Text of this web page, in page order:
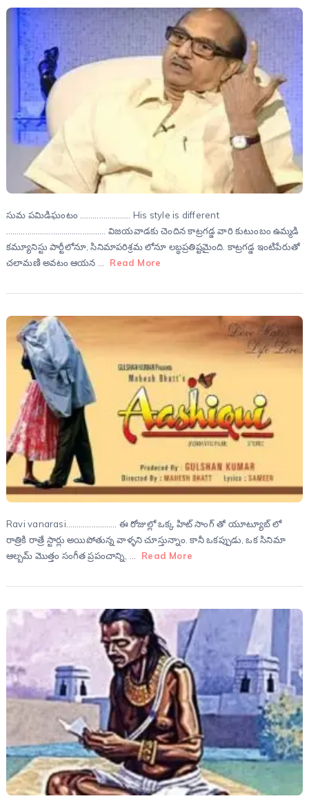
సుమ పమిడిఘంటం …………………… His style is different
……………………………………….. విజయవాడకు చెందిన కాట్రగడ్డ వారి కుటుంబం ఉమ్మడి
కమ్యూనిస్టు పార్టీలోనూ, సినిమాపరిశ్రమ లోనూ లబ్ధప్రతిష్టమైంది. కాట్రగడ్డ ఇంటిపేరుతో
చలామణి అవటం ఆయన …
Read More
Ravi vanarasi…………………… ఈ రోజుల్లో ఒక్క హిట్ సాంగ్ తో యూట్యూబ్ లో
రాత్రికి రాత్రే స్టార్లు అయిపోతున్న వాళ్ళని చూస్తున్నాం. కానీ ఒకప్పుడు, ఒక సినిమా
ఆల్బమ్ మొత్తం సంగీత ప్రపంచాన్ని, …
Read More